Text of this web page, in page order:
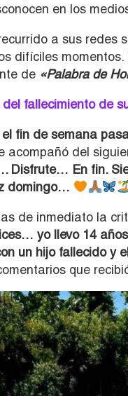
en los
a sus redes
difíciles
de «Palabra de
fallecimiento de
fin de semana
acompañó del
En fin.
domingo…
de inmediato la
yo llevo 14
un hijo fallecido y
que